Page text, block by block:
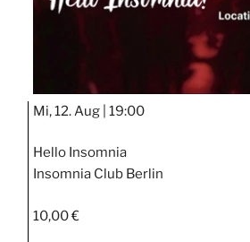
Mi, 12. Aug | 19:00
Hello Insomnia
Insomnia Club Berlin
10,00 €